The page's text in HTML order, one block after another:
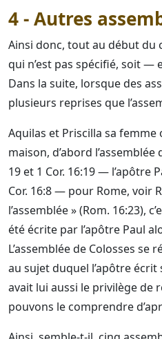
4 - Autres
Ainsi donc, tout au début du
qui n’est pas spécifié, soit —
Dans la suite, lorsque des
plusieurs reprises que
Aquilas et Priscilla sa femme
maison, d’abord
19 et 1 Cor. 16:19 — l’apôtre
Cor. 16:8 — pour Rome, voir
l’assemblée » (Rom. 16:23),
été écrite par l’apôtre Paul
L’assemblée de Colosses
au sujet duquel l’apôtre
avait lui aussi le privilège de
pouvons le comprendre